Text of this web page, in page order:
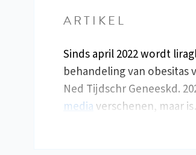
ARTIKEL
Sinds april 2022 wordt
behandeling van obesitas
Ned Tijdschr Geneeskd.
mediaverschenen, maar